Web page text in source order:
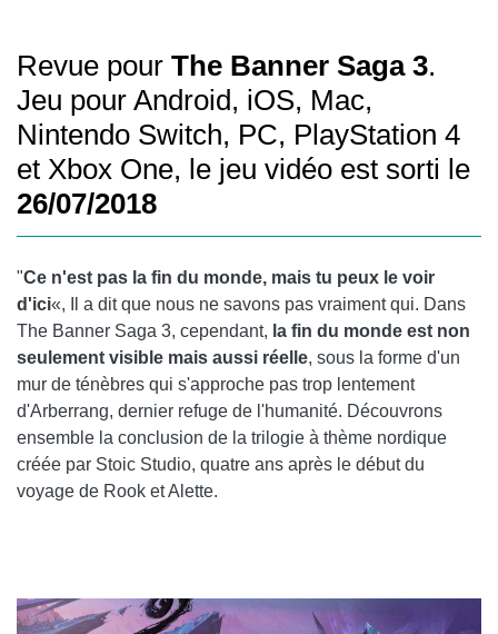
Revue pour The Banner Saga 3.
Jeu pour Android, iOS, Mac,
Nintendo Switch, PC, PlayStation 4
et Xbox One, le jeu vidéo est sorti le
26/07/2018
"Ce n'est pas la fin du monde, mais tu peux le voir
d'ici«, Il a dit que nous ne savons pas vraiment qui. Dans
The Banner Saga 3, cependant, la fin du monde est non
seulement visible mais aussi réelle, sous la forme d'un
mur de ténèbres qui s'approche pas trop lentement
d'Arberrang, dernier refuge de l'humanité. Découvrons
ensemble la conclusion de la trilogie à thème nordique
créée par Stoic Studio, quatre ans après le début du
voyage de Rook et Alette.